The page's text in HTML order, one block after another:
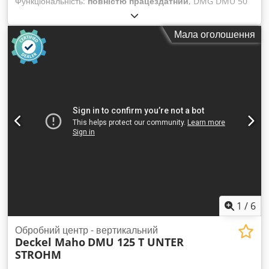
3+2 осі ШПІНДЕЛЬ відремонтовано 01/2026 Система
управління Heidenhain iTNC 530 Напрацьовано: 11275
годин Хід по осі X: 500 мм Хід по осі Y: 450 мм Хід по осі Z:
400 мм Система управління iTNC 530 Heidenhain Діапазон
швидкостей – головний шпиндель: 20 – 10 000 об/хв Тип
позицій для інструментів: 30 Максимальна вага інструменту:
6 кг Швидкий хід: 24 м/хв Сила подачі: 4,5 кН Швидкість
подачі: 1 – 24 000 мм/хв Загальна потреба в потужності: 26
Мала оголошення
1 / 6
Обробний центр - вертикальний
Deckel Maho DMU 125 T UNTER
STROHM